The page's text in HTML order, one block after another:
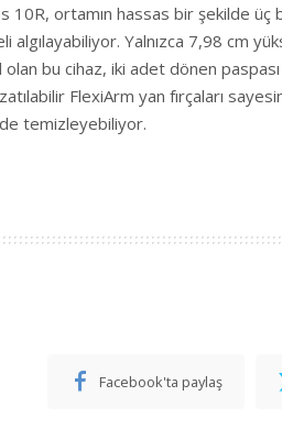
10R, ortamın hassas bir şekilde üç
algılayabiliyor. Yalnızca 7,98 cm
olan bu cihaz, iki adet dönen
FlexiArm yan fırçaları
temizleyebiliyor.
Facebook'ta paylaş